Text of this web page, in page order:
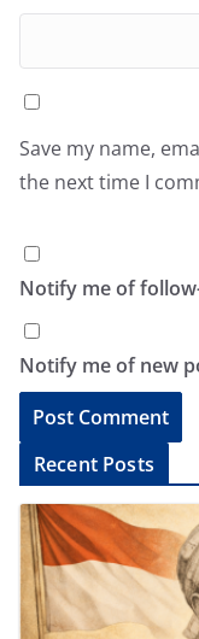
Save my name,
the next time I
Notify me of
Notify me of new
l
Recent Posts